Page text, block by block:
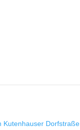
Kutenhauser Dorfstraße